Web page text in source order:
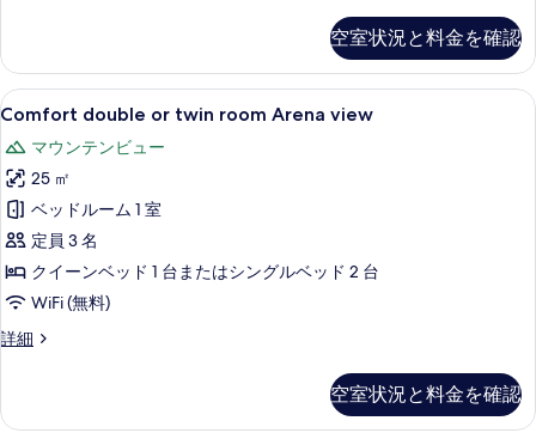
ま
た
は
ツ
イ
ン
ル
ー
ム
バ
ニ
ー
ト
ダ
ル
ま
た
は
ツ
イ
ン
ル
ム
コ
ニ
空室状況と料金を確認
Comfort
double
or
twin
room
Arena
view
の
す
べ
の
Comfort double or twin room Arena
6
Comfort double or twin room Arena view
マウンテンビュー
25 ㎡
ベッドルーム 1 室
定員 3 名
クイーンベッド 1 台またはシングルベッド 2 台
WiFi (無料)
詳細
Comfort
room
空室状況と料金を確認